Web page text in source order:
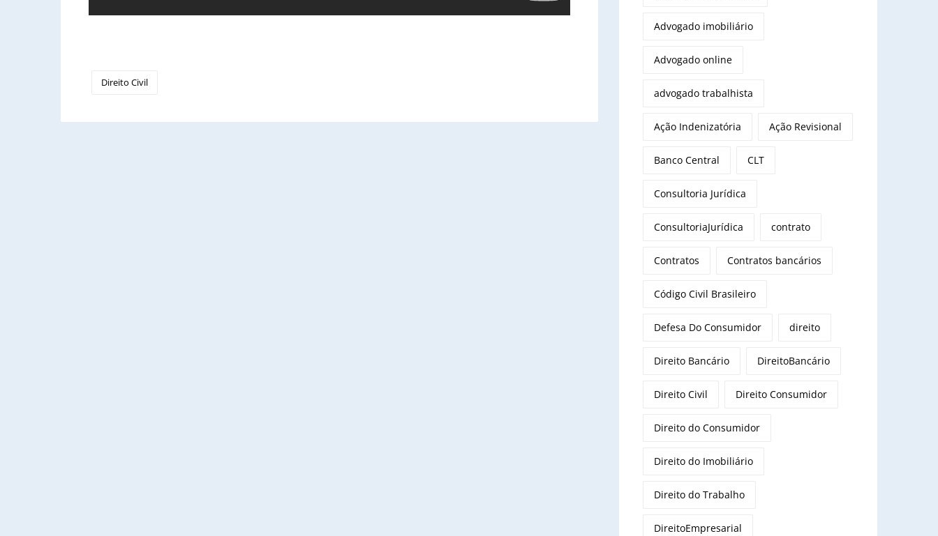
Direito Civil
Advogado imobiliário
Advogado online
advogado trabalhista
Ação Indenizatória Ação Revisional
Banco Central CLT
Consultoria Jurídica
ConsultoriaJurídica contrato
Contratos Contratos bancários
Código Civil Brasileiro
Defesa Do Consumidor direito
Direito Bancário DireitoBancário
Direito Civil Direito Consumidor
Direito do Consumidor
Direito do Imobiliário
Direito do Trabalho
DireitoEmpresarial